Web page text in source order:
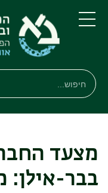
תפריט
חיפוש
חיפוש
מצעד
בבר-